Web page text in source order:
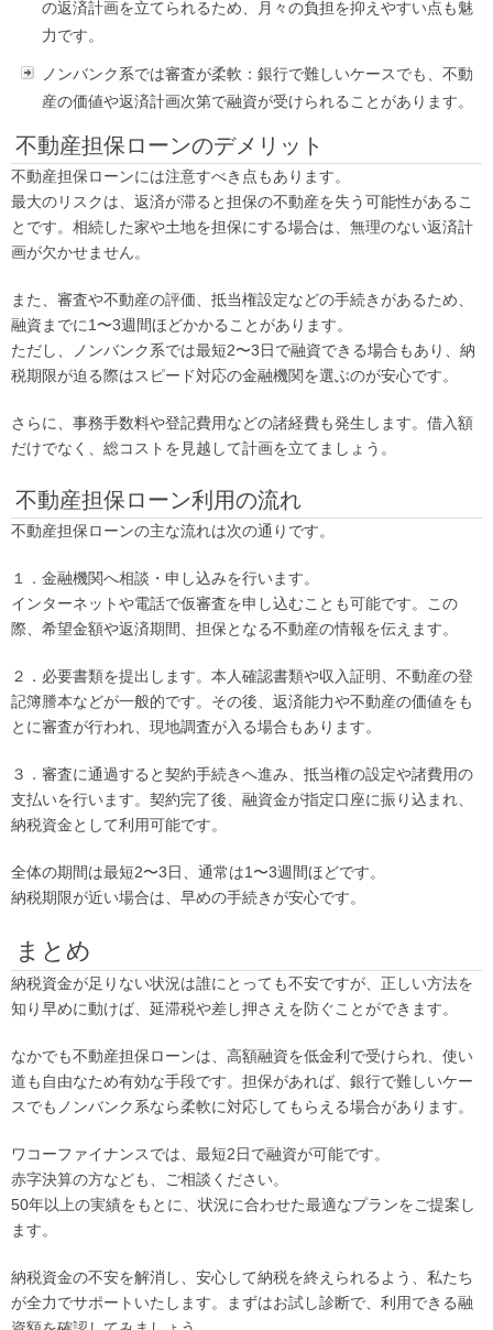
の返済計画を立てられるため、月々の負担を抑えやすい点も魅
力です。
ノンバンク系では審査が柔軟：銀行で難しいケースでも、不動
産の価値や返済計画次第で融資が受けられることがあります。
不動産担保ローンのデメリット
不動産担保ローンには注意すべき点もあります。
最大のリスクは、返済が滞ると担保の不動産を失う可能性があるこ
とです。相続した家や土地を担保にする場合は、無理のない返済計
画が欠かせません。
また、審査や不動産の評価、抵当権設定などの手続きがあるため、
融資までに1〜3週間ほどかかることがあります。
ただし、ノンバンク系では最短2〜3日で融資できる場合もあり、納
税期限が迫る際はスピード対応の金融機関を選ぶのが安心です。
さらに、事務手数料や登記費用などの諸経費も発生します。借入額
だけでなく、総コストを見越して計画を立てましょう。
不動産担保ローン利用の流れ
不動産担保ローンの主な流れは次の通りです。
１．金融機関へ相談・申し込みを行います。
インターネットや電話で仮審査を申し込むことも可能です。この
際、希望金額や返済期間、担保となる不動産の情報を伝えます。
２．必要書類を提出します。本人確認書類や収入証明、不動産の登
記簿謄本などが一般的です。その後、返済能力や不動産の価値をも
とに審査が行われ、現地調査が入る場合もあります。
３．審査に通過すると契約手続きへ進み、抵当権の設定や諸費用の
支払いを行います。契約完了後、融資金が指定口座に振り込まれ、
納税資金として利用可能です。
全体の期間は最短2〜3日、通常は1〜3週間ほどです。
納税期限が近い場合は、早めの手続きが安心です。
まとめ
納税資金が足りない状況は誰にとっても不安ですが、正しい方法を
知り早めに動けば、延滞税や差し押さえを防ぐことができます。
なかでも不動産担保ローンは、高額融資を低金利で受けられ、使い
道も自由なため有効な手段です。担保があれば、銀行で難しいケー
スでもノンバンク系なら柔軟に対応してもらえる場合があります。
ワコーファイナンスでは、最短2日で融資が可能です。
赤字決算の方なども、ご相談ください。
50年以上の実績をもとに、状況に合わせた最適なプランをご提案し
ます。
納税資金の不安を解消し、安心して納税を終えられるよう、私たち
が全力でサポートいたします。まずはお試し診断で、利用できる融